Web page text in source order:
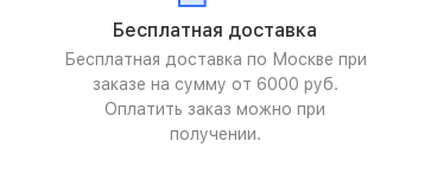
Бесплатная доставка
Бесплатная доставка по Москве при
заказе на сумму от 6000 руб.
Оплатить заказ можно при
получении.